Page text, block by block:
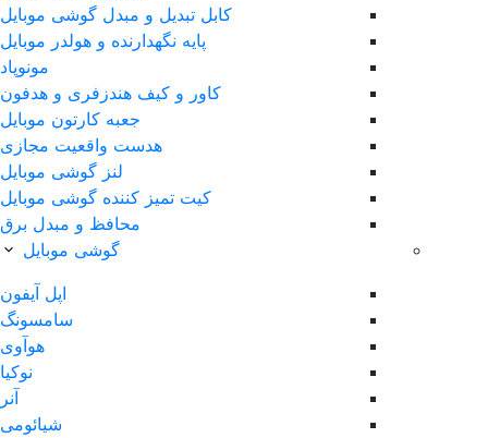
کابل تبدیل و مبدل گوشی موبایل
پایه نگهدارنده و هولدر موبایل
مونوپاد
کاور و کیف هندزفری و هدفون
جعبه کارتون موبایل
هدست واقعیت مجازی
لنز گوشی موبایل
کیت تمیز کننده گوشی موبایل
محافظ و مبدل برق
گوشی موبایل
اپل آیفون
سامسونگ
هوآوی
نوکیا
آنر
شیائومی